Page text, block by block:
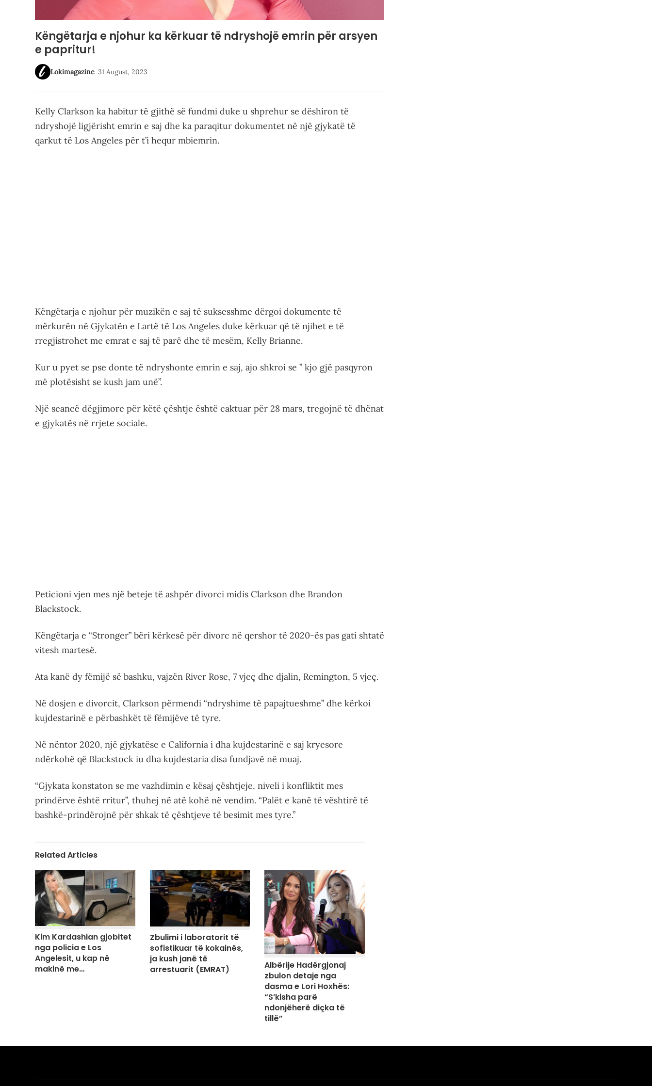
Këngëtarja e njohur ka kërkuar të ndryshojë emrin për arsyen
e papritur!
Lokimagazine-31 August, 2023
Kelly Clarkson ka habitur të gjithë së fundmi duke u shprehur se dëshiron të
ndryshojë ligjërisht emrin e saj dhe ka paraqitur dokumentet në një gjykatë të
qarkut të Los Angeles për t’i hequr mbiemrin.
Këngëtarja e njohur për muzikën e saj të suksesshme dërgoi dokumente të
mërkurën në Gjykatën e Lartë të Los Angeles duke kërkuar që të njihet e të
rregjistrohet me emrat e saj të parë dhe të mesëm, Kelly Brianne.
Kur u pyet se pse donte të ndryshonte emrin e saj, ajo shkroi se ” kjo gjë pasqyron
më plotësisht se kush jam unë”.
Një seancë dëgjimore për këtë çështje është caktuar për 28 mars, tregojnë të dhënat
e gjykatës në rrjete sociale.
Peticioni vjen mes një beteje të ashpër divorci midis Clarkson dhe Brandon
Blackstock.
Këngëtarja e “Stronger” bëri kërkesë për divorc në qershor të 2020-ës pas gati shtatë
vitesh martesë.
Ata kanë dy fëmijë së bashku, vajzën River Rose, 7 vjeç dhe djalin, Remington, 5 vjeç.
Në dosjen e divorcit, Clarkson përmendi “ndryshime të papajtueshme” dhe kërkoi
kujdestarinë e përbashkët të fëmijëve të tyre.
Në nëntor 2020, një gjykatëse e California i dha kujdestarinë e saj kryesore
ndërkohë që Blackstock iu dha kujdestaria disa fundjavë në muaj.
“Gjykata konstaton se me vazhdimin e kësaj çështjeje, niveli i konfliktit mes
prindërve është rritur”, thuhej në atë kohë në vendim. “Palët e kanë të vështirë të
bashkë-prindërojnë për shkak të çështjeve të besimit mes tyre.”
Related Articles
Kim Kardashian gjobitet
nga policia e Los
Angelesit, u kap në
makinë me…
Zbulimi i laboratorit të
sofistikuar të kokainës,
ja kush janë të
arrestuarit (EMRAT)
Albërije Hadërgjonaj
zbulon detaje nga
dasma e Lori Hoxhës:
“S’kisha parë
ndonjëherë diçka të
tillë”